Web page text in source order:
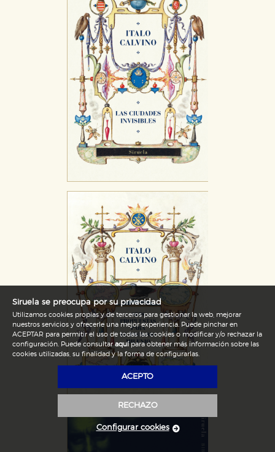
Siruela se preocupa por su privacidad
Utilizamos cookies propias y de terceros para gestionar la web, mejorar
nuestros servicios y ofrecerle una mejor experiencia. Puede pinchar en
ACEPTAR para permitir el uso de todas las cookies o modificar y/o rechazar la
configuración. Puede consultaraquípara obtener más información sobre las
cookies utilizadas, su finalidad y la forma de configurarlas.
ACEPTO
RECHAZO
Configurar cookies